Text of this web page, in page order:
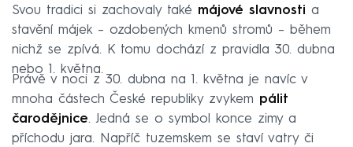
Svou tradici si zachovaly také májové slavnosti a
stavění májek – ozdobených kmenů stromů – během
nichž se zpívá. K tomu dochází z pravidla 30. dubna
nebo 1. května.
Právě v noci z 30. dubna na 1. května je navíc v
mnoha částech České republiky zvykem pálit
čarodějnice. Jedná se o symbol konce zimy a
příchodu jara. Napříč tuzemskem se staví vatry či